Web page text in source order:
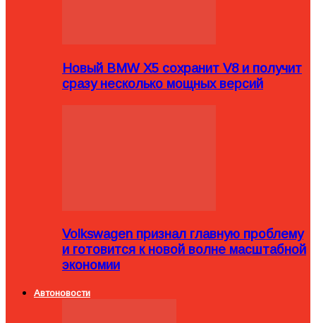
Новый BMW X5 сохранит V8 и получит
сразу несколько мощных версий
Volkswagen признал главную проблему
и готовится к новой волне масштабной
экономии
Автоновости